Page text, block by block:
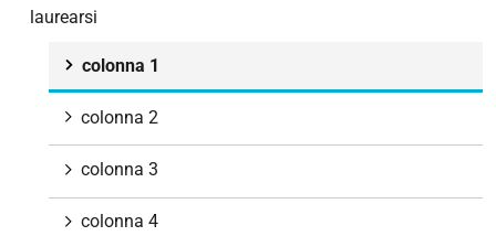
laurearsi
colonna 1
colonna 2
colonna 3
colonna 4